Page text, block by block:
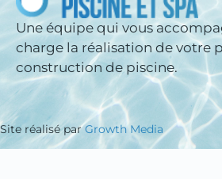
Une équipe qui vous
charge la réalisation de votre
construction de piscine.
Site réalisé parGrowth Media